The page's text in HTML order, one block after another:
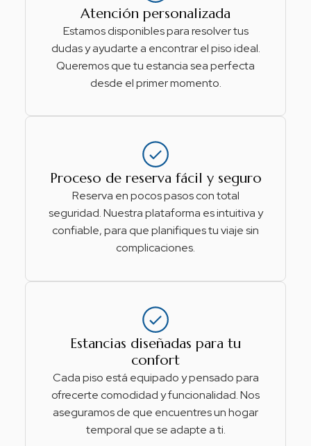
Atención personalizada
Estamos disponibles para resolver tus
dudas y ayudarte a encontrar el piso ideal.
Queremos que tu estancia sea perfecta
desde el primer momento.
Proceso de reserva fácil y seguro
Reserva en pocos pasos con total
seguridad. Nuestra plataforma es intuitiva y
confiable, para que planifiques tu viaje sin
complicaciones.
Estancias diseñadas para tu
confort
Cada piso está equipado y pensado para
ofrecerte comodidad y funcionalidad. Nos
aseguramos de que encuentres un hogar
temporal que se adapte a ti.